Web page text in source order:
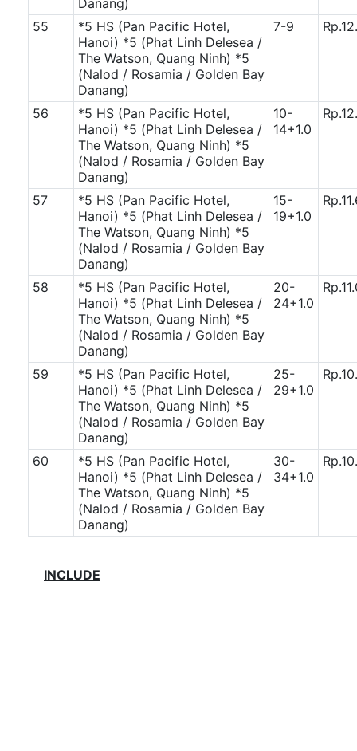
Danang)
55
*5 HS (Pan Pacific Hotel,
Hanoi) *5 (Phat Linh Delesea /
The Watson, Quang Ninh) *5
(Nalod / Rosamia / Golden Bay
Danang)
7-9
56
*5 HS (Pan Pacific Hotel,
Hanoi) *5 (Phat Linh Delesea /
The Watson, Quang Ninh) *5
(Nalod / Rosamia / Golden Bay
Danang)
10-
14+1.0
57
*5 HS (Pan Pacific Hotel,
Hanoi) *5 (Phat Linh Delesea /
The Watson, Quang Ninh) *5
(Nalod / Rosamia / Golden Bay
Danang)
15-
19+1.0
58
*5 HS (Pan Pacific Hotel,
Hanoi) *5 (Phat Linh Delesea /
The Watson, Quang Ninh) *5
(Nalod / Rosamia / Golden Bay
Danang)
20-
24+1.0
59
*5 HS (Pan Pacific Hotel,
Hanoi) *5 (Phat Linh Delesea /
The Watson, Quang Ninh) *5
(Nalod / Rosamia / Golden Bay
Danang)
25-
29+1.0
60
*5 HS (Pan Pacific Hotel,
Hanoi) *5 (Phat Linh Delesea /
The Watson, Quang Ninh) *5
(Nalod / Rosamia / Golden Bay
Danang)
30-
34+1.0
INCLUDE